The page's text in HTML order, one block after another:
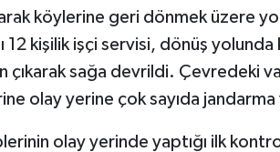
köylerine geri dönmek üzere
12 kişilik işçi servisi, dönüş
çıkarak sağa devrildi. Çevredeki
olay yerine çok sayıda
olay yerinde yaptığı ilk